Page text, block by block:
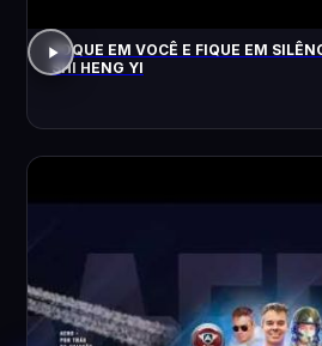
FOQUE EM VOCÊ E FIQUE EM
SHI HENG YI